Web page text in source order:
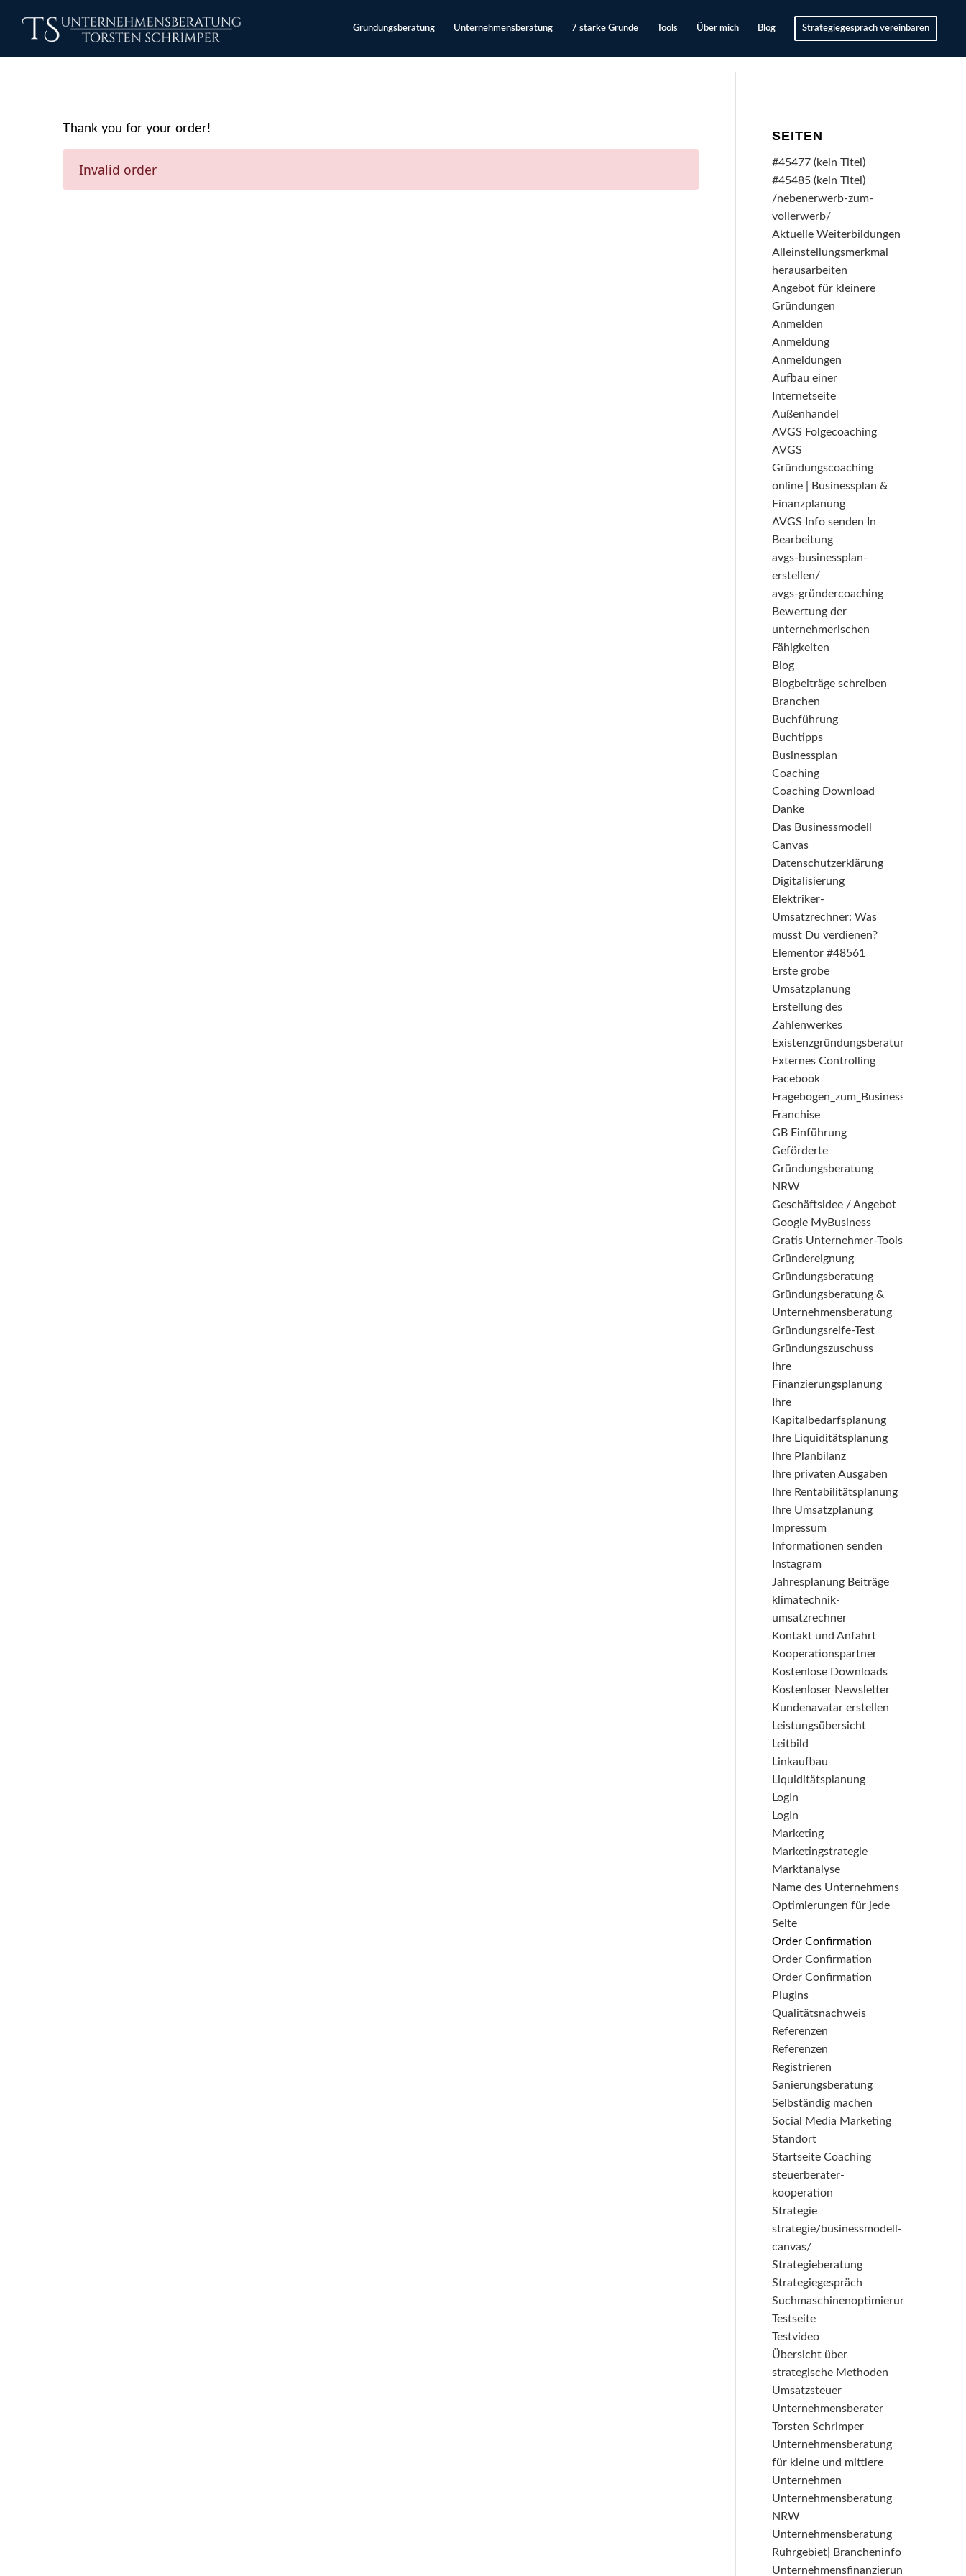
Gründungsberatung Unternehmensberatung 7 starke Gründe Tools Über mich Blog Strategiegespräch vereinbaren
Thank you for your order!
Invalid order
SEITEN
#45477 (kein Titel)
#45485 (kein Titel)
/nebenerwerb-zum-
vollerwerb/
Aktuelle Weiterbildungen
Alleinstellungsmerkmal
herausarbeiten
Angebot für kleinere
Gründungen
Anmelden
Anmeldung
Anmeldungen
Aufbau einer
Internetseite
Außenhandel
AVGS Folgecoaching
AVGS
Gründungscoaching
online | Businessplan &
Finanzplanung
AVGS Info senden In
Bearbeitung
avgs-businessplan-
erstellen/
avgs-gründercoaching
Bewertung der
unternehmerischen
Fähigkeiten
Blog
Blogbeiträge schreiben
Branchen
Buchführung
Buchtipps
Businessplan
Coaching
Coaching Download
Danke
Das Businessmodell
Canvas
Datenschutzerklärung
Digitalisierung
Elektriker-
Umsatzrechner: Was
musst Du verdienen?
Elementor #48561
Erste grobe
Umsatzplanung
Erstellung des
Zahlenwerkes
Existenzgründungsberatung
Externes Controlling
Facebook
Fragebogen_zum_Businessplan
Franchise
GB Einführung
Geförderte
Gründungsberatung
NRW
Geschäftsidee / Angebot
Google MyBusiness
Gratis Unternehmer-Tools
Gründereignung
Gründungsberatung
Gründungsberatung &
Unternehmensberatung
Gründungsreife-Test
Gründungszuschuss
Ihre
Finanzierungsplanung
Ihre
Kapitalbedarfsplanung
Ihre Liquiditätsplanung
Ihre Planbilanz
Ihre privaten Ausgaben
Ihre Rentabilitätsplanung
Ihre Umsatzplanung
Impressum
Informationen senden
Instagram
Jahresplanung Beiträge
klimatechnik-
umsatzrechner
Kontakt und Anfahrt
Kooperationspartner
Kostenlose Downloads
Kostenloser Newsletter
Kundenavatar erstellen
Leistungsübersicht
Leitbild
Linkaufbau
Liquiditätsplanung
LogIn
LogIn
Marketing
Marketingstrategie
Marktanalyse
Name des Unternehmens
Optimierungen für jede
Seite
Order Confirmation
Order Confirmation
Order Confirmation
PlugIns
Qualitätsnachweis
Referenzen
Referenzen
Registrieren
Sanierungsberatung
Selbständig machen
Social Media Marketing
Standort
Startseite Coaching
steuerberater-
kooperation
Strategie
strategie/businessmodell-
canvas/
Strategieberatung
Strategiegespräch
Suchmaschinenoptimierung
Testseite
Testvideo
Übersicht über
strategische Methoden
Umsatzsteuer
Unternehmensberater
Torsten Schrimper
Unternehmensberatung
für kleine und mittlere
Unternehmen
Unternehmensberatung
NRW
Unternehmensberatung
Ruhrgebiet| Brancheninfo
Unternehmensfinanzierung